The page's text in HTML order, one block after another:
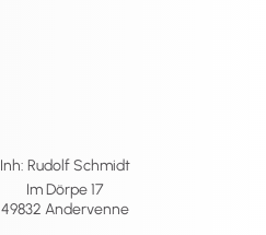
Inh: Rudolf Schmidt
Im Dörpe 17
49832 Andervenne